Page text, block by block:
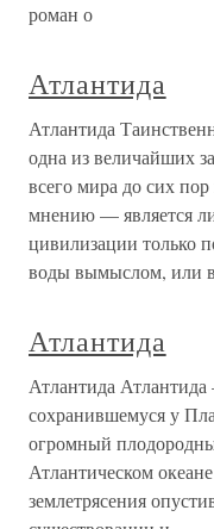
роман о
Атлантида
Атлантида
одна из величайших
всего мира до сих
мнению — является
цивилизации только
воды вымыслом, или
Атлантида
Атлантида
сохранившемуся у
огромный
Атлантическом
землетрясения